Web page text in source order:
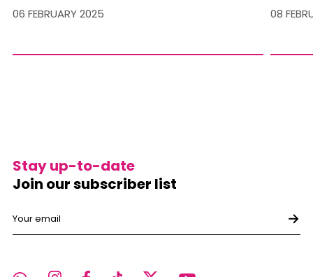
06 FEBRUARY 2025 08
Stay up-to-date
Join our subscriber list